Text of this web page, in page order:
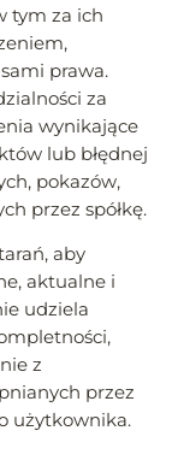
tym za ich
prawa.
za
wynikające
lub błędnej
pokazów,
przez spółkę.
aby
aktualne i
udziela
z
przez
użytkownika.